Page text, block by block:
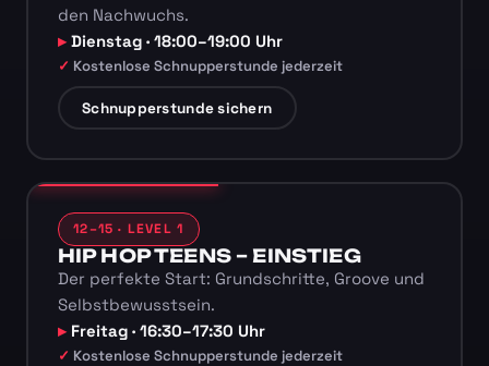
den Nachwuchs.
Dienstag · 18:00–19:00 Uhr
Kostenlose Schnupperstunde jederzeit
Schnupperstunde sichern
12–15 · LEVEL 1
HIP HOP TEENS – EINSTIEG
Der perfekte Start: Grundschritte, Groove und
Selbstbewusstsein.
Freitag · 16:30–17:30 Uhr
Kostenlose Schnupperstunde jederzeit